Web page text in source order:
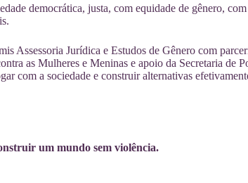
democrática, justa, com equidade de gênero,
Assessoria Jurídica e Estudos de Gênero com
as Mulheres e Meninas e apoio da Secretaria de
com a sociedade e construir alternativas
um mundo sem violência.